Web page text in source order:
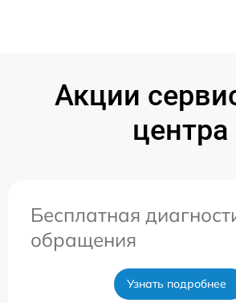
Акции
центра
Бесплатная
обращения
Узнать подробнее